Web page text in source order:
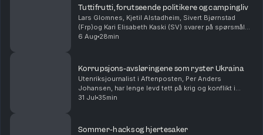
Tuttifrutti, forutseende politikere og campingliv
Lars Glomnes, Kjetil Alstadheim, Sivert Bjørnstad
(Frp)og Kari Elisabeth Kaski (SV) svarer på spørsmål
fra lytterne. Hvilken norske politiker har vært den mest
6 Aug 28min
Korrupsjons-avsløringene som ryster Ukraina
Utenriksjournalist i Aftenposten, Per Anders
Johansen, har lenge levd tett på krig og konflikt i
Ukraina og Russland. Han forteller om korrupsjon som
31 Jul 35min
Sommer-hacks og hjertesaker